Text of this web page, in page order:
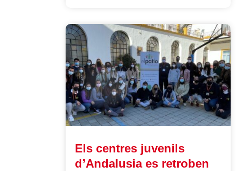
Els centres juvenils
d’Andalusia es retroben